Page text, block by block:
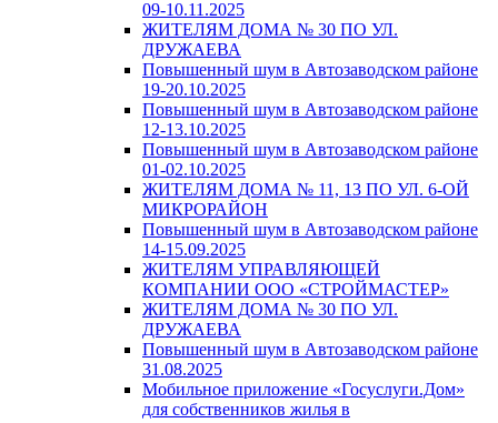
09-10.11.2025
ЖИТЕЛЯМ ДОМА № 30 ПО УЛ.
ДРУЖАЕВА
Повышенный шум в Автозаводском районе
19-20.10.2025
Повышенный шум в Автозаводском районе
12-13.10.2025
Повышенный шум в Автозаводском районе
01-02.10.2025
ЖИТЕЛЯМ ДОМА № 11, 13 ПО УЛ. 6-ОЙ
МИКРОРАЙОН
Повышенный шум в Автозаводском районе
14-15.09.2025
ЖИТЕЛЯМ УПРАВЛЯЮЩЕЙ
КОМПАНИИ ООО «СТРОЙМАСТЕР»
ЖИТЕЛЯМ ДОМА № 30 ПО УЛ.
ДРУЖАЕВА
Повышенный шум в Автозаводском районе
31.08.2025
Мобильное приложение «Госуслуги.Дом»
для собственников жилья в